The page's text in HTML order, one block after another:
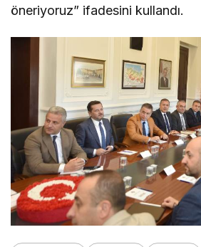
öneriyoruz” ifadesini kullandı.